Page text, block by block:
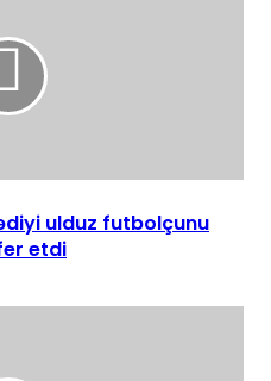
ulduz futbolçunu
etdi